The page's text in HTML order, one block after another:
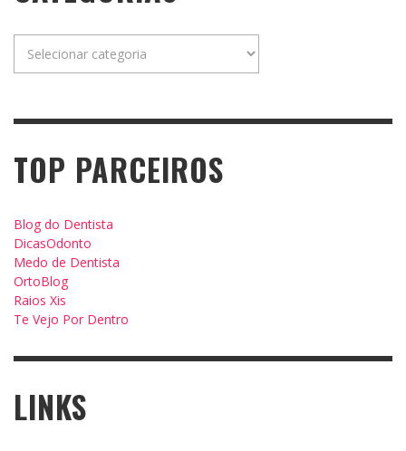
TOP PARCEIROS
Blog do Dentista
DicasOdonto
Medo de Dentista
OrtoBlog
Raios Xis
Te Vejo Por Dentro
LINKS